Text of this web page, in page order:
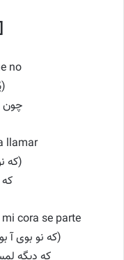
[Coro Final]
no
چون
llamar
(که
cora se parte
(که نو بوی آ